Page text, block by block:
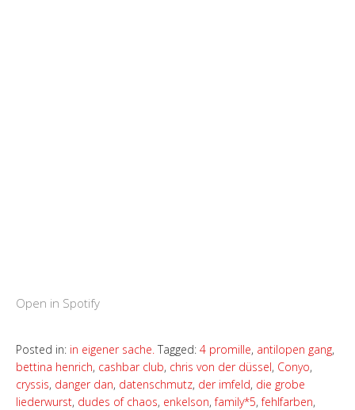
Open in Spotify
Posted in: in eigener sache. Tagged: 4 promille, antilopen gang,
bettina henrich, cashbar club, chris von der düssel, Conyo,
cryssis, danger dan, datenschmutz, der imfeld, die grobe
liederwurst, dudes of chaos, enkelson,family*5,fehlfarben,